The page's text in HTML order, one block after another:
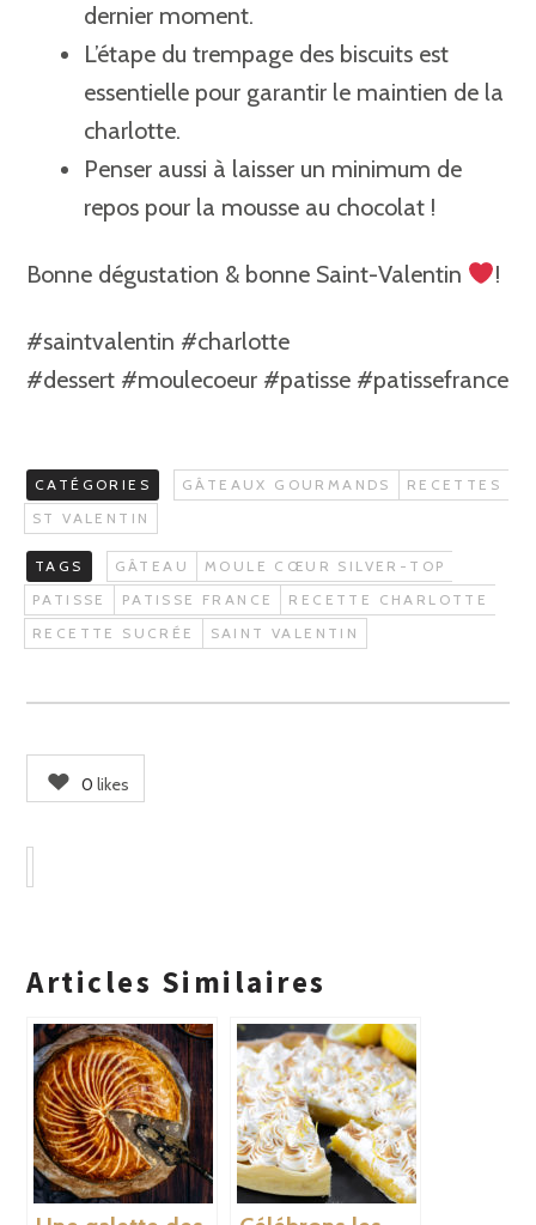
dernier moment.
L’étape du trempage des biscuits est
essentielle pour garantir le maintien de la
charlotte.
Penser aussi à laisser un minimum de
repos pour la mousse au chocolat !
Bonne dégustation & bonne Saint-Valentin !
#saintvalentin #charlotte
#dessert #moulecoeur #patisse #patissefrance
CATÉGORIES GÂTEAUX GOURMANDS
RECETTES
ST VALENTIN
TAGS GÂTEAU
MOULE CŒUR SILVER-TOP
PATISSE
PATISSE FRANCE
RECETTE CHARLOTTE
RECETTE SUCRÉE
SAINT VALENTIN
0 likes
Articles Similaires